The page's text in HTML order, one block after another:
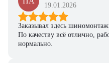
19.01.2026
Заказывал здесь
По качеству всё отлично,
нормально.